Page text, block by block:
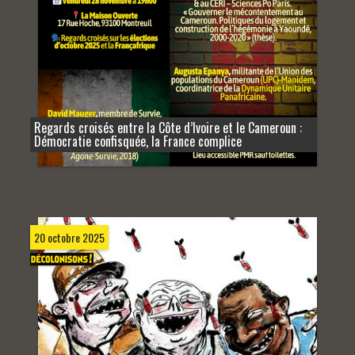
Regards croisés entre la Côte d’Ivoire et le Cameroun :
Démocratie confisquée, la France complice
20 octobre 2025